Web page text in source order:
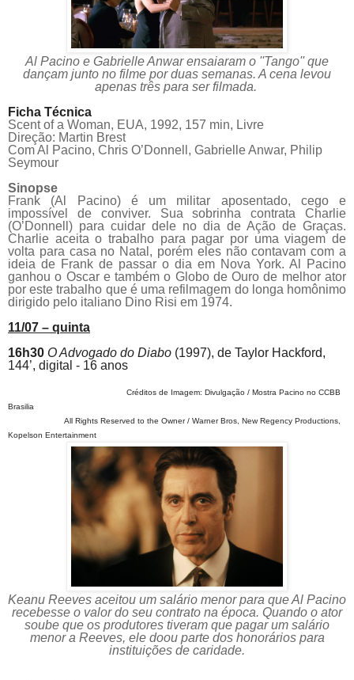
Al Pacino e Gabrielle Anwar ensaiaram o ''Tango'' que
dançam junto no filme por duas semanas. A cena levou
apenas três para ser filmada.
Ficha Técnica
Scent of a Woman, EUA, 1992, 157 min, Livre
Direção: Martin Brest
Com Al
Pacino, Chris O’Donnell, Gabrielle Anwar, Philip
Seymour
Sinopse
Frank (Al Pacino) é um militar aposentado, cego e
impossível de conviver. Sua sobrinha contrata Charlie
(O’Donnell) para cuidar dele no dia de Ação de Graças.
Charlie aceita o trabalho para pagar por uma viagem de
volta para casa no Natal, porém eles não contavam com a
ideia de Frank de passar o dia em Nova York. Al Pacino
ganhou o Oscar e também o Globo de Ouro de melhor ator
por este trabalho que é uma refilmagem do longa homônimo
dirigido pelo italiano Dino Risi em 1974.
11/07 – quinta
16h30 O Advogado do Diabo (1997), de Taylor Hackford,
144’, digital - 16 anos
Créditos de Imagem: Divulgação / Mostra Pacino no CCBB
Brasilia
All Rights Reserved to the Owner / Warner Bros, New Regency Productions,
Kopelson Entertainment
Keanu Reeves aceitou um salário menor para que Al Pacino
recebesse o valor do seu contrato na época. Quando o ator
soube que os produtores tiveram que pagar um salário
menor a Reeves, ele doou parte dos honorários para
instituições de caridade.